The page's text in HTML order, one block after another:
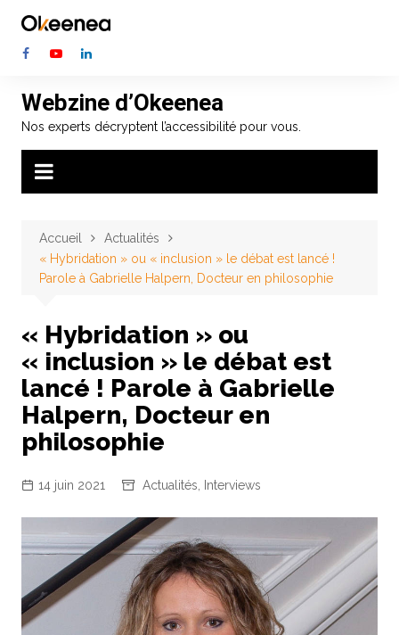
contenu
Webzine d’Okeenea
Nos experts décryptent l’accessibilité pour vous.
Accueil
Actualités
« Hybridation » ou « inclusion » le débat est lancé !
Parole à Gabrielle Halpern, Docteur en philosophie
« Hybridation » ou
« inclusion » le débat est
lancé ! Parole à Gabrielle
Halpern, Docteur en
philosophie
14 juin 2021 Actualités Interviews